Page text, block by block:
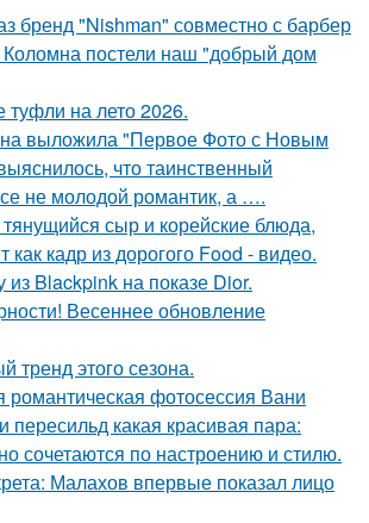
бренд "Nishman" совместно с барбер
постели наш "добрый дом
на лето 2026.
выложила "Первое Фото с Новым
что таинственный
не молодой романтик, а ….
сыр и корейские блюда,
как кадр из дорогого Food - видео.
из Blackpink на показе Dior.
Весеннее обновление
тренд этого сезона.
романтическая фотосессия Вани
пересильд какая красивая пара:
сочетаются по настроению и стилю.
Малахов впервые показал лицо